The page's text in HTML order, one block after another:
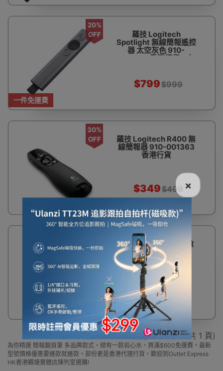
一件免運費
20%
OFF
羅技 Logitech
Spotlight 無線簡報遙控
器 太空灰色 910-
004865 香港行貨 - 太
$799$999
30%
OFF
羅技 Logitech R400 無
線簡報器 910-001363
香港行貨
$349$499
USB 遙控紅外鐳射激
光翻頁筆 | 支援
Powerpoint
$69
顯示 1 - 4 / 4 (共 1 頁)
×
為你精選 簡報翻頁筆 多品牌款式，總有一款岩心水，買滿$600免運費，最新
型號價格優惠要邊款就邊款，部份更是香港代理行貨，歡迎到Outlet Express
HK香港觀塘實體店陳列室選購!